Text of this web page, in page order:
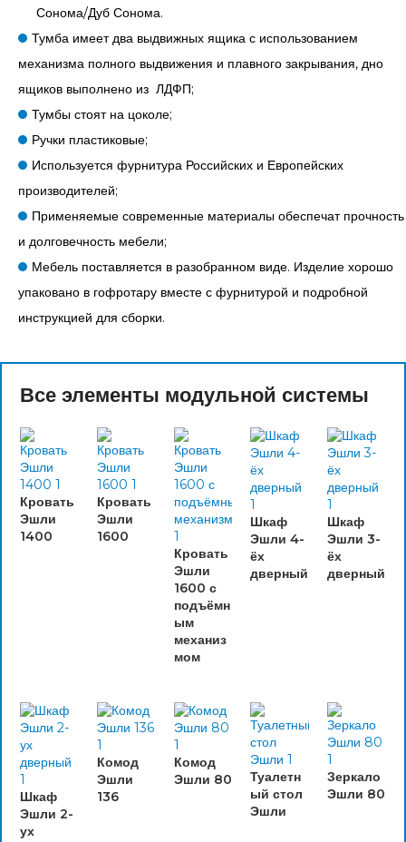
Сонома/Дуб Сонома.
Тумба имеет два выдвижных ящика с использованием
механизма полного выдвижения и плавного закрывания, дно
ящиков выполнено из ЛДФП;
Тумбы стоят на цоколе;
Ручки пластиковые;
Используется фурнитура Российских и Европейских
производителей;
Применяемые современные материалы обеспечат прочность
и долговечность мебели;
Мебель поставляется в разобранном виде. Изделие хорошо
упаковано в гофротару вместе с фурнитурой и подробной
инструкцией для сборки.
Все элементы модульной системы
Кровать
Эшли
1400
Кровать
Эшли
1600
Кровать
Эшли
1600 с
подъёмн
ым
механиз
мом
Шкаф
Эшли 4-
ёх
дверный
Шкаф
Эшли 3-
ёх
дверный
Шкаф
Эшли 2-
ух
Комод
Эшли
136
Комод
Эшли 80
Туалетн
ый стол
Эшли
Зеркало
Эшли 80